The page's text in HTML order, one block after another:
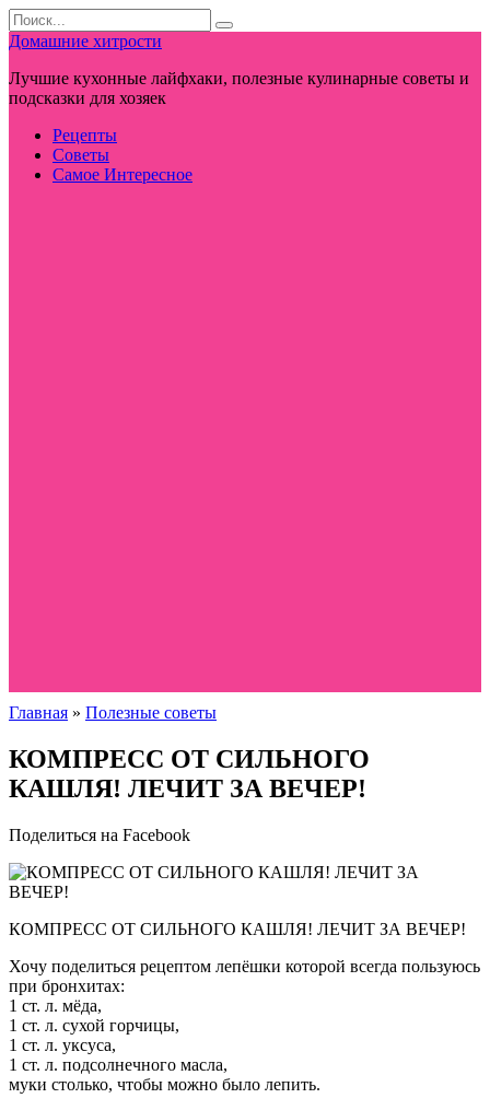
Перейти
к
контенту
Search
for:
Домашние хитрости
Лучшие кухонные лайфхаки, полезные кулинарные советы и
подсказки для хозяек
Рецепты
Советы
Самое Интересное
Главная » Полезные советы
КОМПРЕСС ОТ СИЛЬНОГО
КАШЛЯ! ЛЕЧИТ ЗА ВЕЧЕР!
Поделиться на Facebook
КОМПРЕСС ОТ СИЛЬНОГО КАШЛЯ! ЛЕЧИТ ЗА ВЕЧЕР!
Хочу поделиться рецептом лепёшки которой всегда пользуюсь
при бронхитах:
1 ст. л. мёда,
1 ст. л. сухой горчицы,
1 ст. л. уксуса,
1 ст. л. подсолнечного масла,
муки столько, чтобы можно было лепить.